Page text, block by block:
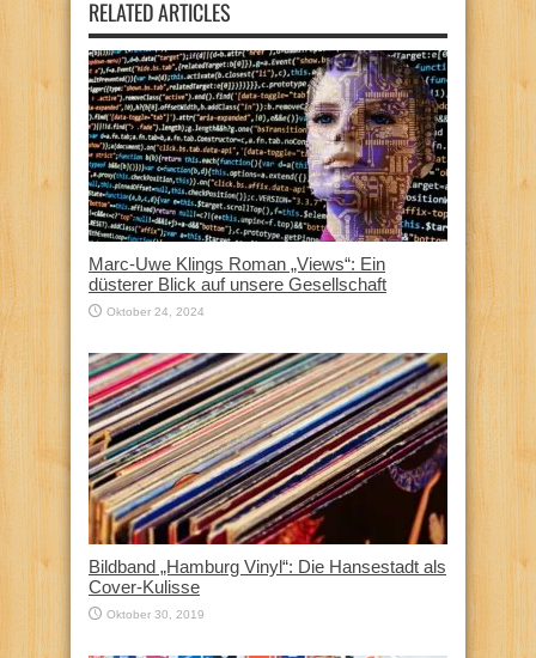
RELATED ARTICLES
Marc-Uwe Klings Roman „Views“: Ein
düsterer Blick auf unsere Gesellschaft
Oktober 24, 2024
Bildband „Hamburg Vinyl“: Die Hansestadt als
Cover-Kulisse
Oktober 30, 2019